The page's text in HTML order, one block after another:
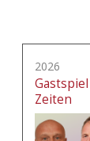
2026
Gastspiel
Zeiten